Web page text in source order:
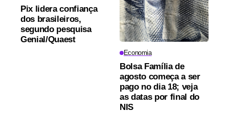
Pix lidera confiança
dos brasileiros,
segundo pesquisa
Genial/Quaest
Economia
Bolsa Família de
agosto começa a ser
pago no dia 18; veja
as datas por final do
NIS